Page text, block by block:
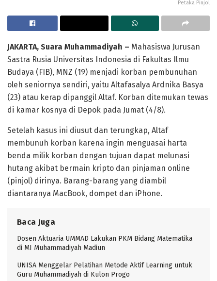
Petaka Pinjol
JAKARTA, Suara Muhammadiyah – Mahasiswa Jurusan
Sastra Rusia Universitas Indonesia di Fakultas Ilmu
Budaya (FIB), MNZ (19) menjadi korban pembunuhan
oleh seniornya sendiri, yaitu Altafasalya Ardnika Basya
(23) atau kerap dipanggil Altaf. Korban ditemukan tewas
di kamar kosnya di Depok pada Jumat (4/8).
Setelah kasus ini diusut dan terungkap, Altaf
membunuh korban karena ingin menguasai harta
benda milik korban dengan tujuan dapat melunasi
hutang akibat bermain kripto dan pinjaman online
(pinjol) dirinya. Barang-barang yang diambil
diantaranya MacBook, dompet dan iPhone.
Baca Juga
Dosen Aktuaria UMMAD Lakukan PKM Bidang Matematika
di MI Muhammadiyah Madiun
UNISA Menggelar Pelatihan Metode Aktif Learning untuk
Guru Muhammadiyah di Kulon Progo